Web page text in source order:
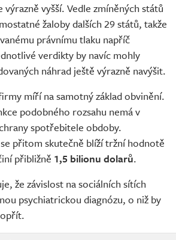
výrazně vyšší. Vedle zmíněných států
žaloby dalších 29 států, takže
právnímu tlaku napříč
verdikty by navíc mohly
náhrad ještě výrazně navýšit.
míří na samotný základ obvinění.
podobného rozsahu nemá v
spotřebitele obdoby.
se přitom skutečně blíží tržní hodnotě
přibližně 1,5 bilionu dolarů.
že závislost na sociálních sítích
psychiatrickou diagnózu, o niž by